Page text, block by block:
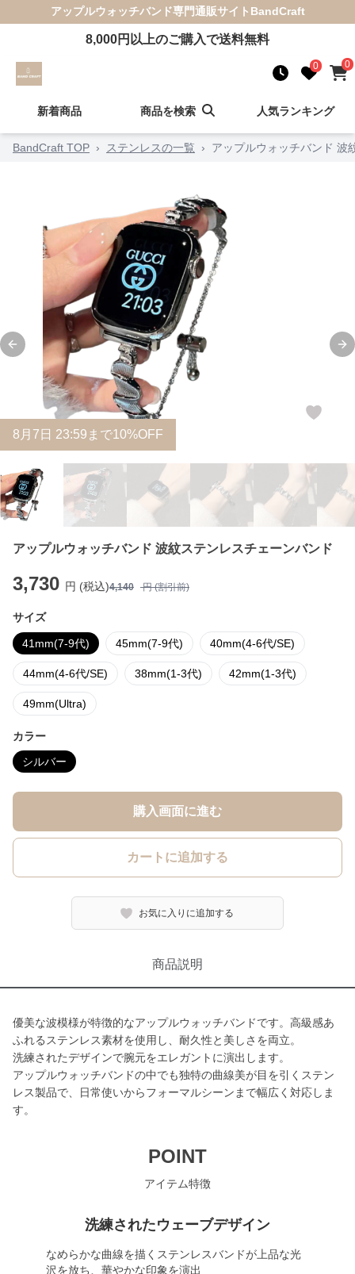
アップルウォッチバンド専門通販サイト BandCraft
8,000円以上のご購入で送料無料
0 0
新着商品 商品を検索 人気ランキング
BandCraft TOP › ステンレスの一覧 › アップルウォッチバンド 波
Previous slide
8 月 7 日 23:59まで10%OFF
アップルウォッチバンド 波紋ステンレスチェーンバンド
3,730 円 (税込)4,140 円 (割引前)
サイズ
41mm(7-9代) 45mm(7-9代) 40mm(4-6代/SE)
44mm(4-6代/SE) 38mm(1-3代) 42mm(1-3代)
49mm(Ultra)
カラー
シルバー
購入画面に進む
カートに追加する
お気に入りに追加する
商品説明
優美な波模様が特徴的なアップルウォッチバンドです。高級感あ
ふれるステンレス素材を使用し、耐久性と美しさを両立。
洗練されたデザインで腕元をエレガントに演出します。
アップルウォッチバンドの中でも独特の曲線美が目を引くステン
レス製品で、日常使いからフォーマルシーンまで幅広く対応しま
す。
POINT
アイテム特徴
洗練されたウェーブデザイン
なめらかな曲線を描くステンレスバンドが上品な光
沢を放ち、華やかな印象を演出